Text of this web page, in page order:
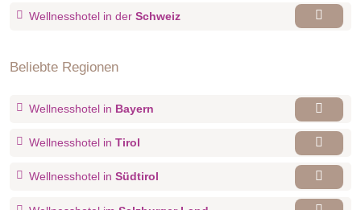
Wellnesshotel in der Schweiz
Beliebte Regionen
Wellnesshotel in Bayern
Wellnesshotel in Tirol
Wellnesshotel in Südtirol